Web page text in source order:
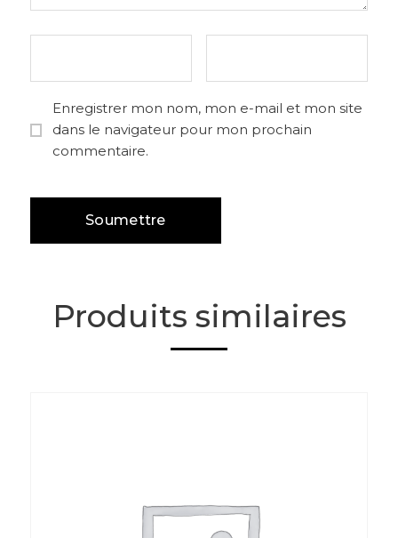
Enregistrer mon nom, mon e-mail et mon site
dans le navigateur pour mon prochain
commentaire.
Produits similaires